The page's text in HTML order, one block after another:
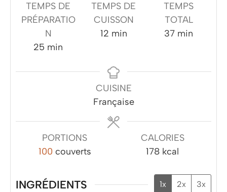
TEMPS DE
PRÉPARATIO
N
25 minutes
min
TEMPS DE
CUISSON
12minutes
min
TEMPS
TOTAL
37minutes
min
CUISINE
Française
PORTIONS
100 couverts
CALORIES
178 kcal
INGRÉDIENTS 1x 2x 3x